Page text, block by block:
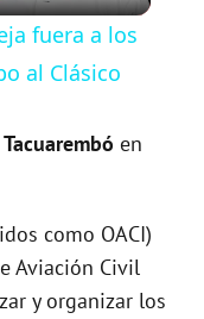
fuera a los
al Clásico
en
como OACI)
Aviación Civil
y organizar los